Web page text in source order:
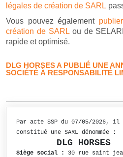
légales de création de SARL
Vous pouvez également
création de SARLou de
rapide et optimisé.
DLG HORSES A PUBLIÉ UNE
SOCIÉTÉ À RESPONSABILITÉ
Par acte SSP du 07/05/2026, il
constitué une SARL dénommée :
DLG HORSES
Siège social :
30 rue saint